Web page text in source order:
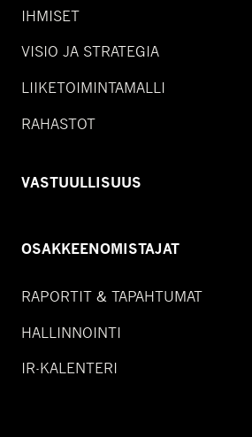
IHMISET
VISIO JA STRATEGIA
LIIKETOIMINTAMALLI
RAHASTOT
VASTUULLISUUS
OSAKKEENOMISTAJAT
RAPORTIT & TAPAHTUMAT
HALLINNOINTI
IR-KALENTERI